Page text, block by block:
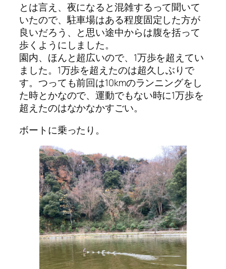
とは言え、夜になると混雑するって聞いて
いたので、駐車場はある程度固定した方が
良いだろう、と思い途中からは腹を括って
歩くようにしました。
園内、ほんと超広いので、1万歩を超えてい
ました。1万歩を超えたのは超久しぶりで
す。つっても前回は10kmのランニングをし
た時とかなので、運動でもない時に1万歩を
超えたのはなかなかすごい。
ボートに乗ったり。